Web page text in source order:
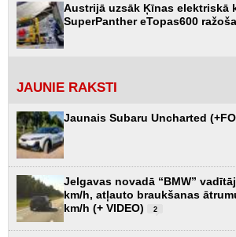
Austrijā uzsāk Ķīnas elektriskā
SuperPanther eTopas600
JAUNIE RAKSTI
Jaunais Subaru Uncharted
Jelgavas novadā “BMW”
km/h, atļauto braukšanas
km/h (+ VIDEO)
2